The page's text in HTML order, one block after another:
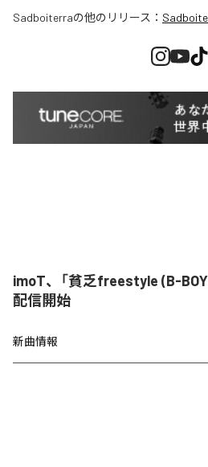
Sadboiterraの他のリリース：
imoT、「貧乏freestyle (B-
配信開始
新曲情報